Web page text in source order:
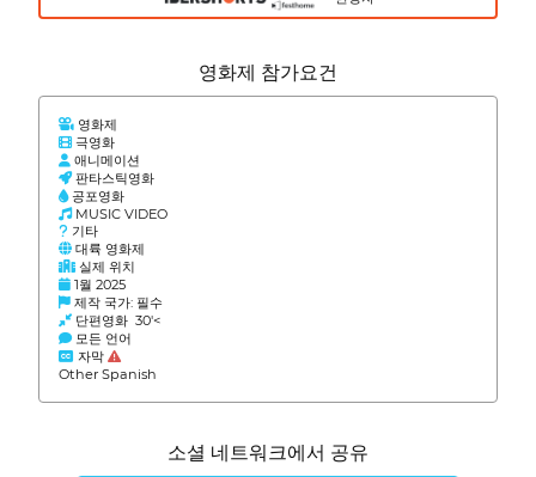
영화제 참가요건
영화제
극영화
애니메이션
판타스틱영화
공포영화
MUSIC VIDEO
기타
대륙 영화제
실제 위치
1월 2025
제작 국가: 필수
단편영화 30'<
모든 언어
자막
Other Spanish
소셜 네트워크에서 공유